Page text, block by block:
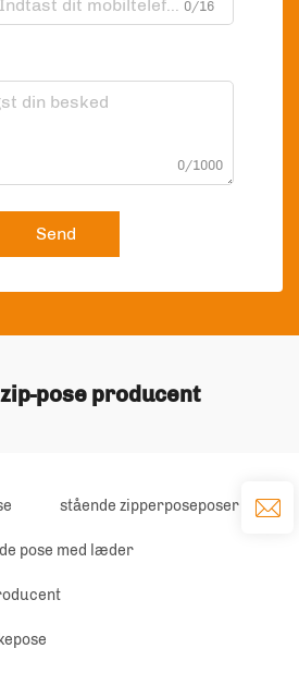
0/16
0/1000
Send
pose producent
stående zipperposeposer
pose med læder